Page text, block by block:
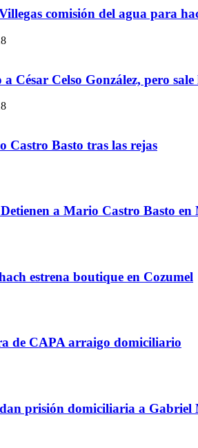
comisión del agua para
César Celso González, pero
Castro Basto tras las rejas
a Mario Castro Basto en
estrena boutique en Cozumel
de CAPA arraigo domiciliario
prisión domiciliaria a Gabriel